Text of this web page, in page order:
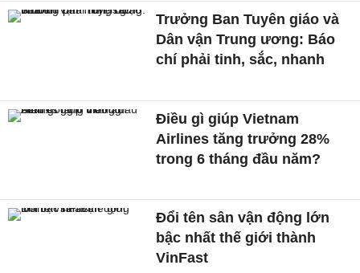
Trưởng Ban Tuyên giáo và
Dân vận Trung ương: Báo
chí phải tinh, sắc, nhanh
Điều gì giúp Vietnam
Airlines tăng trưởng 28%
trong 6 tháng đầu năm?
Đổi tên sân vận động lớn
bậc nhất thế giới thành
VinFast